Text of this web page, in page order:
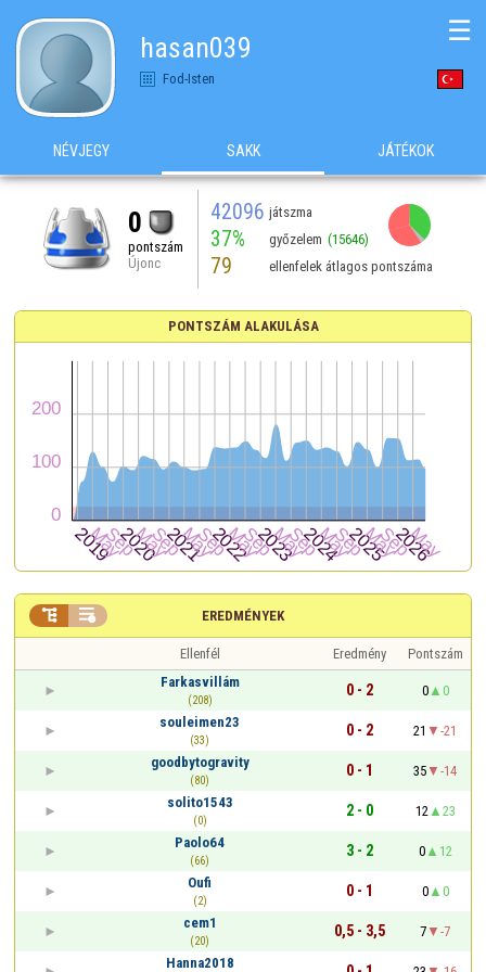
hasan039
Fod-Isten
☰
NÉVJEGY SAKK JÁTÉKOK
0
pontszám
Újonc
42096 játszma
37% győzelem (15646)
79 ellenfelek átlagos pontszáma
PONTSZÁM ALAKULÁSA
EREDMÉNYEK
 
Ellenfél Eredmény
Pontszám
Farkasvillám
(208)
0 - 2 0
0
souleimen23
(33)
0 - 2 21
-21
goodbytogravity
(80)
0 - 1 35
-14
solito1543
(0)
2 - 0 12
23
Paolo64
(66)
3 - 2 0
12
Oufi
(2)
0 - 1 0
0
cem1
(20)
0,5 - 3,5 7
-7
Hanna2018